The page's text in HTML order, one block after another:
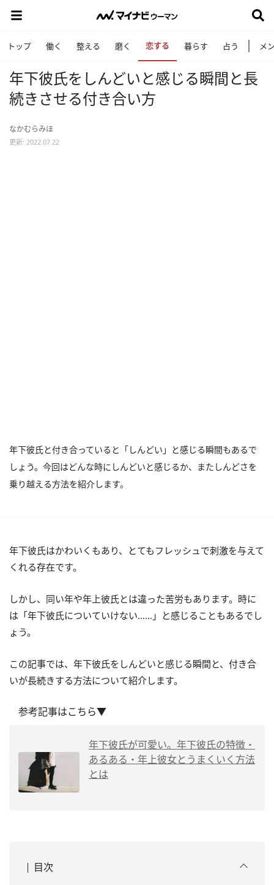
トップ 働く 整える 磨く 恋する 暮らす 占う メ
年下彼氏をしんどいと感じる瞬間と長
続きさせる付き合い方
なかむらみほ
更新: 2022.07.22
年下彼氏と付き合っていると「しんどい」と感じる瞬間もあるで
しょう。今回はどんな時にしんどいと感じるか、またしんどさを
乗り越える方法を紹介します。
年下彼氏はかわいくもあり、とてもフレッシュで刺激を与えて
くれる存在です。
しかし、同い年や年上彼氏とは違った苦労もあります。時に
は「年下彼氏についていけない……」と感じることもあるでし
ょう。
この記事では、年下彼氏をしんどいと感じる瞬間と、付き合
いが長続きする方法について紹介します。
参考記事はこちら▼
年下彼氏が可愛い。年下彼氏の特徴・
あるある・年上彼女とうまくいく方法
とは
目次